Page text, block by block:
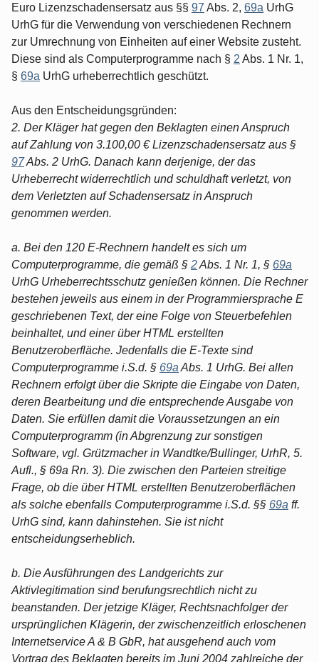
Euro Lizenzschadensersatz aus §§ 97 Abs. 2, 69a UrhG
UrhG für die Verwendung von verschiedenen Rechnern
zur Umrechnung von Einheiten auf einer Website zusteht.
Diese sind als Computerprogramme nach § 2 Abs. 1 Nr. 1,
§ 69a UrhG urheberrechtlich geschützt.
Aus den Entscheidungsgründen:
2. Der Kläger hat gegen den Beklagten einen Anspruch
auf Zahlung von 3.100,00 € Lizenzschadensersatz aus §
97Abs. 2 UrhG. Danach kann derjenige, der das
Urheberrecht widerrechtlich und schuldhaft verletzt, von
dem Verletzten auf Schadensersatz in Anspruch
genommen werden.
a. Bei den 120 E-Rechnern handelt es sich um
Computerprogramme, die gemäß § 2Abs. 1 Nr. 1, § 69a
UrhG Urheberrechtsschutz genießen können. Die Rechner
bestehen jeweils aus einem in der Programmiersprache E
geschriebenen Text, der eine Folge von Steuerbefehlen
beinhaltet, und einer über HTML erstellten
Benutzeroberfläche. Jedenfalls die E-Texte sind
Computerprogramme i.S.d. § 69a Abs. 1 UrhG. Bei allen
Rechnern erfolgt über die Skripte die Eingabe von Daten,
deren Bearbeitung und die entsprechende Ausgabe von
Daten. Sie erfüllen damit die Voraussetzungen an ein
Computerprogramm (in Abgrenzung zur sonstigen
Software, vgl. Grützmacher in Wandtke/Bullinger, UrhR, 5.
Aufl., § 69a Rn. 3). Die zwischen den Parteien streitige
Frage, ob die über HTML erstellten Benutzeroberflächen
als solche ebenfalls Computerprogramme i.S.d. §§ 69a ff.
UrhG sind, kann dahinstehen. Sie ist nicht
entscheidungserheblich.
b. Die Ausführungen des Landgerichts zur
Aktivlegitimation sind berufungsrechtlich nicht zu
beanstanden. Der jetzige Kläger, Rechtsnachfolger der
ursprünglichen Klägerin, der zwischenzeitlich erloschenen
Internetservice A & B GbR, hat ausgehend auch vom
Vortrag des Beklagten bereits im Juni 2004 zahlreiche der